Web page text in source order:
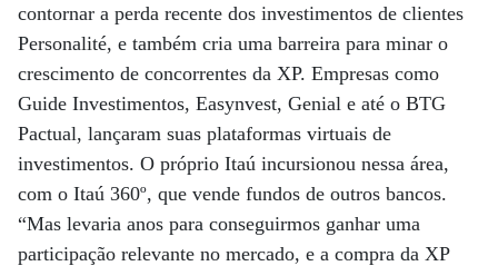
contornar a perda recente dos investimentos de clientes
Personalité, e também cria uma barreira para minar o
crescimento de concorrentes da XP. Empresas como
Guide Investimentos, Easynvest, Genial e até o BTG
Pactual, lançaram suas plataformas virtuais de
investimentos. O próprio Itaú incursionou nessa área,
com o Itaú 360º, que vende fundos de outros bancos.
“Mas levaria anos para conseguirmos ganhar uma
participação relevante no mercado, e a compra da XP